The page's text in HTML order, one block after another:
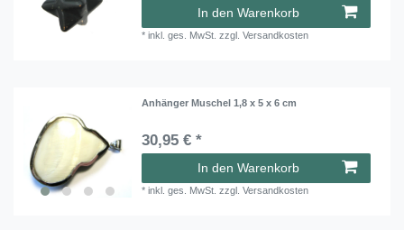
In den Warenkorb
*inkl. ges. MwSt. zzgl.Versandkosten
Anhänger Muschel 1,8 x 5 x 6 cm
30,95 € *
In den Warenkorb
*inkl. ges. MwSt. zzgl.Versandkosten